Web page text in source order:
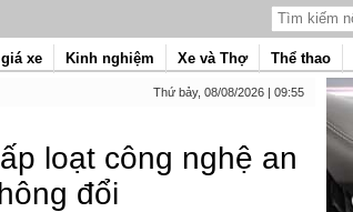
xe Kinh nghiệm Xe và Thợ Thể thao
Thứ bảy, 08/08/2026 | 09:55
loạt công nghệ an
đổi